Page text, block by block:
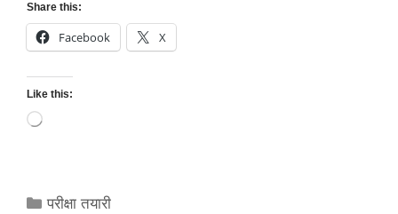
Share this:
Facebook X
Like this:
Loading…
Categories
परीक्षा तयारी